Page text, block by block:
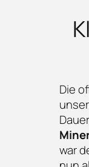
Die
war